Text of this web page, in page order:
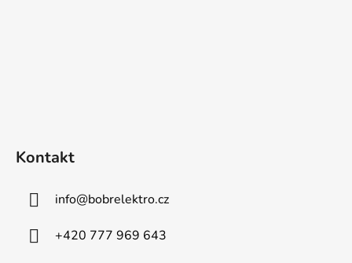
Kontakt
info@bobrelektro.cz
+420 777 969 643